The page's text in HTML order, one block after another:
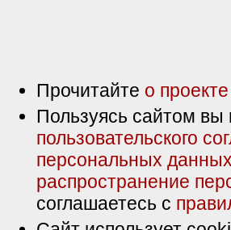
Прочитайте о проекте
Пользуясь сайтом вы
пользовательского
персональных данных
распространение
соглашаетесь с